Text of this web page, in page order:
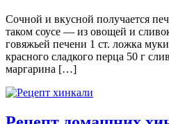
Сочной и вкусной получается
таком соусе — из овощей и
говяжьей печени 1 ст. ложка
красного сладкого перца 50 г
маргарина […]